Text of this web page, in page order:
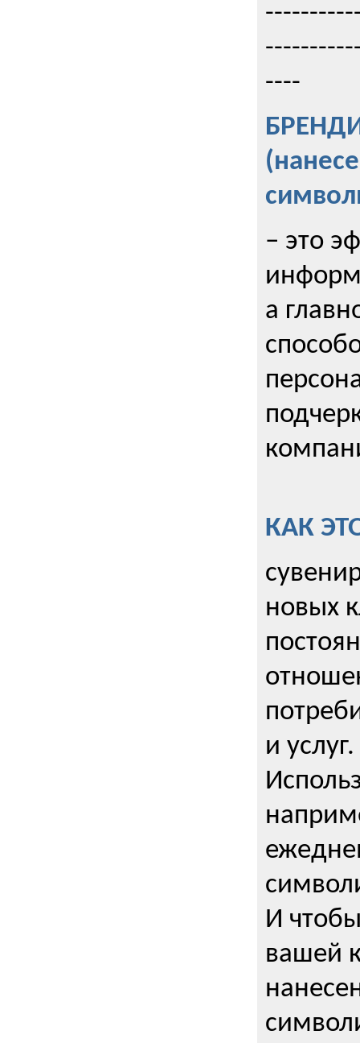
----
– это
а
КАК
новых
и услуг.
И
вашей